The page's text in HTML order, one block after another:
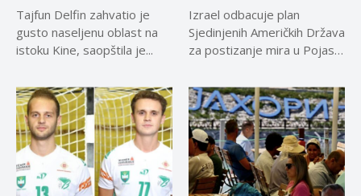
Tajfun Delfin zahvatio je
gusto naseljenu oblast na
istoku Kine, saopštila je...
Izrael odbacuje plan
Sjedinjenih Američkih Država
za postizanje mira u Pojasu